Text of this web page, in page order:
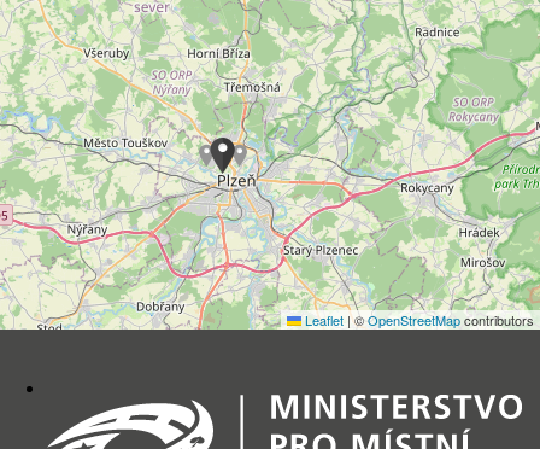
Leaflet |©OpenStreetMapcontributors